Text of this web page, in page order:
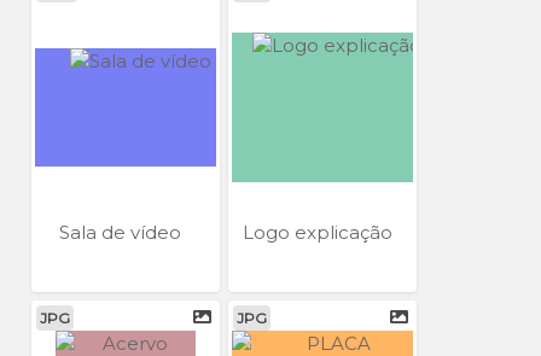
Sala de vídeo Logo explicação
JPG JPG